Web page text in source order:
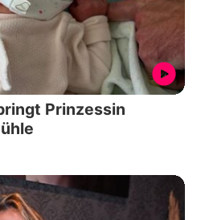
Prinzessin